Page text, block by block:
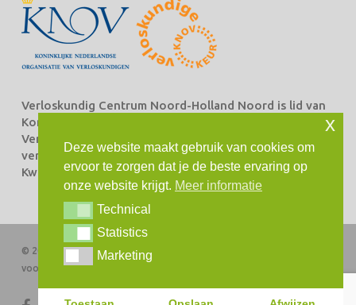
Verloskundig Centrum Noord-Holland Noord is lid van
Koninklijke Nederlandse Organisatie van
Verloskundigen Beroepsorganisatie van en voor
verloskundigen (KNOV) en staat ingeschreven bij het
Kwaliteitsregister Verloskundingen.
© 2026 Verloskundig Centrum Noord-Holland Noord. Alle rechten
voorbehouden
Deze website maakt gebruik van cookies om
ervoor te zorgen dat je de beste ervaring op
onze website krijgt. Meer informatie
TechnicalTechnical
StatisticsStatistics
MarketingMarketing
x